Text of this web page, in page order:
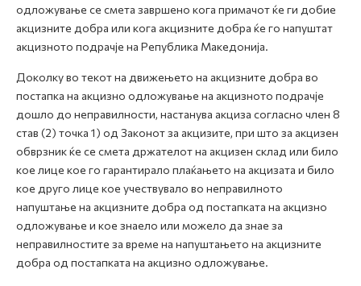
одложување се смета завршено кога примачот ќе ги добие
акцизните добра или кога акцизните добра ќе го напуштат
акцизното подрачје на Република Македонија.
Доколку во текот на движењето на акцизните добра во
постапка на акцизно одложување на акцизното подрачје
дошло до неправилности, настанува акциза согласно член 8
став (2) точка 1) од Законот за акцизите, при што за акцизен
обврзник ќе се смета држателот на акцизен склад или било
кое лице кое го гарантирало плаќањето на акцизата и било
кое друго лице кое учествувало во неправилното
напуштање на акцизните добра од постапката на акцизно
одложување и кое знаело или можело да знае за
неправилностите за време на напуштањето на акцизните
добра од постапката на акцизно одложување.